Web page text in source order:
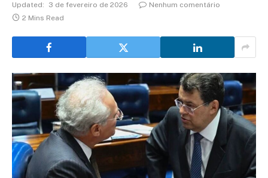
Updated:
3 de fevereiro de 2026
Nenhum comentário
2 Mins Read